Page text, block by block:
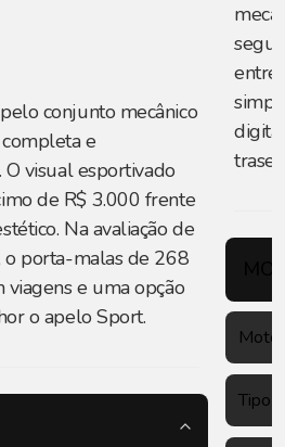
conjunto mecânico
e
visual esportivado
de R$ 3.000 frente
Na avaliação de
porta-malas de 268
e uma opção
o apelo Sport.
entre
Tipo